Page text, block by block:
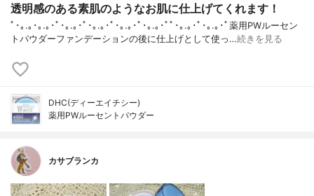
透明感のある素肌のようなお肌に仕上げてくれます！
ﾟ･｡.｡･｡.｡･ﾟ･｡.｡･ﾟ･｡.｡･ﾟ･｡.｡･ﾟ･｡.｡･ﾟﾟ･｡.｡･ﾟ･｡.｡･ﾟ薬用PWルーセン
トパウダーファンデーションの後に仕上げとして使っ…続きを見る
DHC(ディーエイチシー)
薬用PWルーセントパウダー
カサブランカ